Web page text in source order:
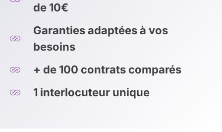
de 10€
Garanties adaptées à vos
besoins
+ de 100 contrats comparés
1 interlocuteur unique